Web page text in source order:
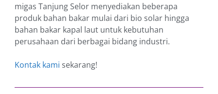
migas Tanjung Selor menyediakan beberapa
produk bahan bakar mulai dari bio solar hingga
bahan bakar kapal laut untuk kebutuhan
perusahaan dari berbagai bidang industri.
Kontak kami sekarang!